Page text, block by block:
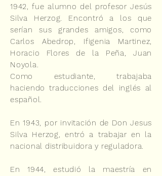
1942, fue alumno del profesor Jesús
Silva Herzog. Encontró a los que
serían sus grandes amigos, como
Carlos Abedrop, Ifigenia Martinez,
Horacio Flores de la Peña, Juan
Noyola.
Como estudiante, trabajaba
haciendo traducciones del inglés al
español.
En 1943, por invitación de Don Jesus
Silva Herzog, entró a trabajar en la
nacional distribuidora y reguladora.
En 1944, estudió la maestría en